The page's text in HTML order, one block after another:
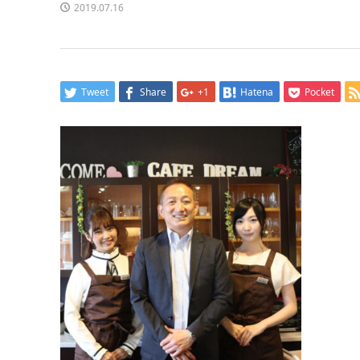
2019.07.16
Tweet Share +1 Hatena Pocket